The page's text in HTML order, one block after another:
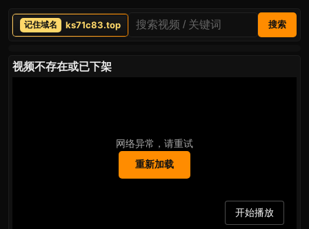
ks71c83.top 搜索
视频不存在或已下架
网络异常，请重试
重新加载
开始播放